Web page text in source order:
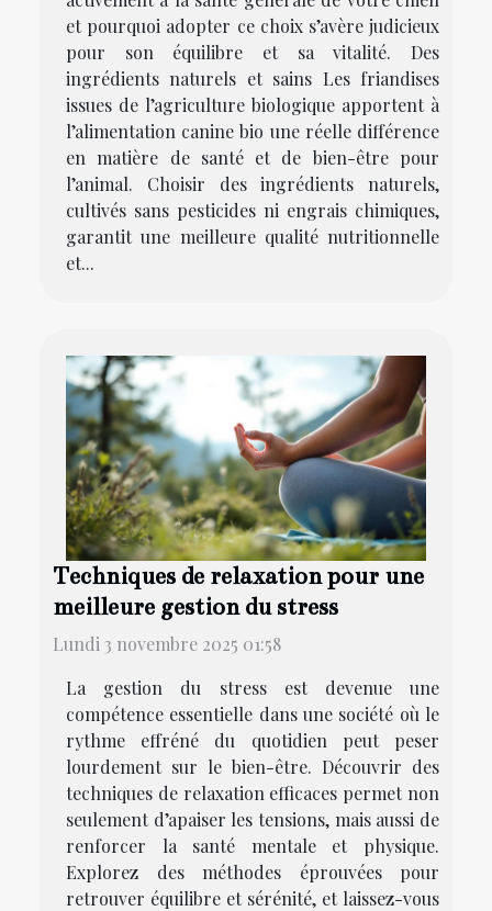
et pourquoi adopter ce choix s’avère judicieux
pour son équilibre et sa vitalité. Des
ingrédients naturels et sains Les friandises
issues de l’agriculture biologique apportent à
l’alimentation canine bio une réelle différence
en matière de santé et de bien-être pour
l’animal. Choisir des ingrédients naturels,
cultivés sans pesticides ni engrais chimiques,
garantit une meilleure qualité nutritionnelle
et...
Techniques de relaxation pour une
meilleure gestion du stress
Lundi 3 novembre 2025 01:58
La gestion du stress est devenue une
compétence essentielle dans une société où le
rythme effréné du quotidien peut peser
lourdement sur le bien-être. Découvrir des
techniques de relaxation efficaces permet non
seulement d’apaiser les tensions, mais aussi de
renforcer la santé mentale et physique.
Explorez des méthodes éprouvées pour
retrouver équilibre et sérénité, et laissez-vous